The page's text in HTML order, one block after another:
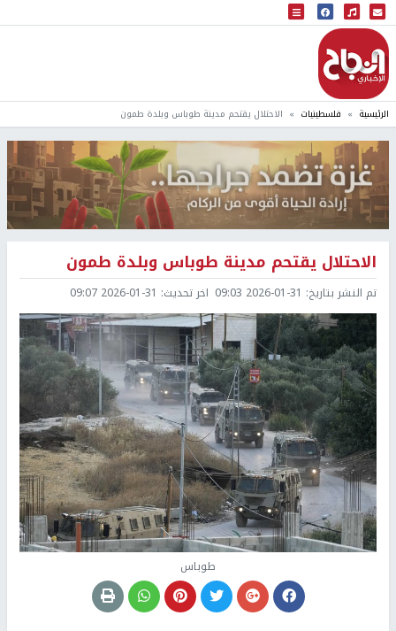
البث المباشر
إذاعة النجاح
الرئيسية فلسطينيات الاحتلال يقتحم مدينة طوباس وبلدة طمون
الاحتلال يقتحم مدينة طوباس وبلدة طمون
تم النشر بتاريخ: 2026-01-31 09:03 اخر تحديث: 2026-01-31 09:07
طوباس